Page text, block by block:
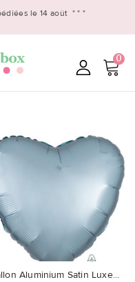
le 14 août * * *
0
Aluminium Satin Luxe...